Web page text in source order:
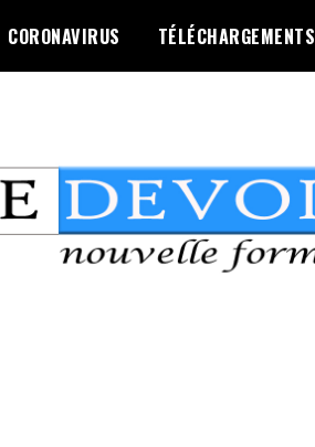
CORONAVIRUS TÉLÉCHARGEMENTS